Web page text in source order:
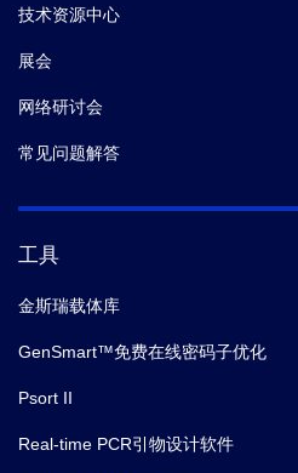
技术资源中心
展会
网络研讨会
常见问题解答
工具
金斯瑞载体库
GenSmart™免费在线密码子优化
Psort II
Real-time PCR引物设计软件